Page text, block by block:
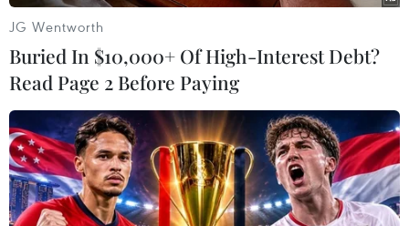
Theo dõi VietnamPlus
TIN CÙNG CHUYÊN MỤC
Thổ Nhĩ Kỳ tăng cường truy quét IS,
JG Wentworth
Buried In $10,000+ Of High-Interest Debt?
Read Page 2 Before Paying